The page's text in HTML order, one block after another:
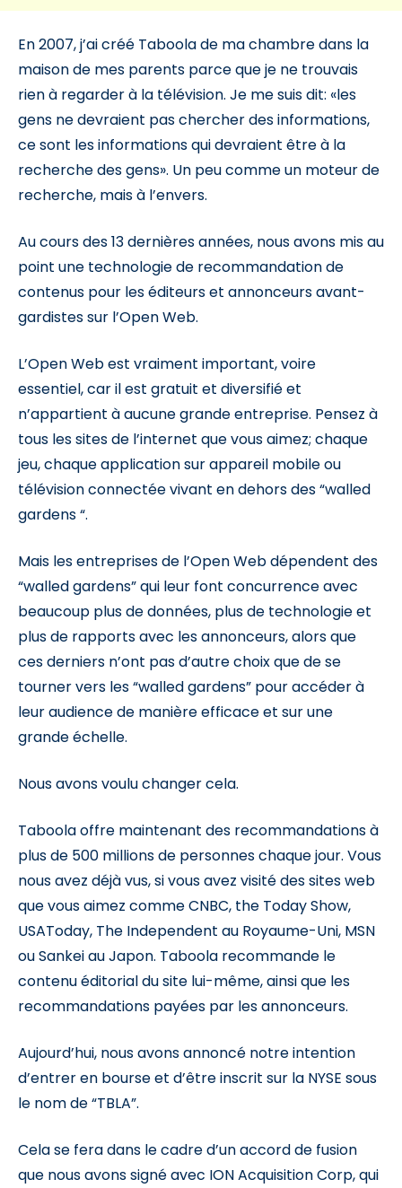
En 2007, j’ai créé Taboola de ma chambre dans la
maison de mes parents parce que je ne trouvais
rien à regarder à la télévision. Je me suis dit: «les
gens ne devraient pas chercher des informations,
ce sont les informations qui devraient être à la
recherche des gens». Un peu comme un moteur de
recherche, mais à l’envers.
Au cours des 13 dernières années, nous avons mis au
point une technologie de recommandation de
contenus pour les éditeurs et annonceurs avant-
gardistes sur l’Open Web.
L’Open Web est vraiment important, voire
essentiel, car il est gratuit et diversifié et
n’appartient à aucune grande entreprise. Pensez à
tous les sites de l’internet que vous aimez; chaque
jeu, chaque application sur appareil mobile ou
télévision connectée vivant en dehors des “walled
gardens “.
Mais les entreprises de l’Open Web dépendent des
“walled gardens” qui leur font concurrence avec
beaucoup plus de données, plus de technologie et
plus de rapports avec les annonceurs, alors que
ces derniers n’ont pas d’autre choix que de se
tourner vers les “walled gardens” pour accéder à
leur audience de manière efficace et sur une
grande échelle.
Nous avons voulu changer cela.
Taboola offre maintenant des recommandations à
plus de 500 millions de personnes chaque jour. Vous
nous avez déjà vus, si vous avez visité des sites web
que vous aimez comme CNBC, the Today Show,
USAToday, The Independent au Royaume-Uni, MSN
ou Sankei au Japon. Taboola recommande le
contenu éditorial du site lui-même, ainsi que les
recommandations payées par les annonceurs.
Aujourd’hui, nous avons annoncé notre intention
d’entrer en bourse et d’être inscrit sur la NYSE sous
le nom de “TBLA”.
Cela se fera dans le cadre d’un accord de fusion
que nous avons signé avec ION Acquisition Corp, qui